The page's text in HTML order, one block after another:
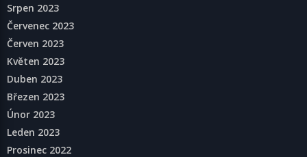
Srpen 2023
Červenec 2023
Červen 2023
Květen 2023
Duben 2023
Březen 2023
Únor 2023
Leden 2023
Prosinec 2022